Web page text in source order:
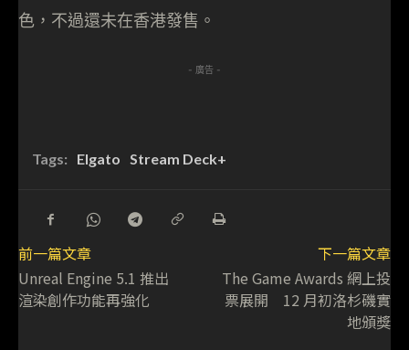
色，不過還未在香港發售。
- 廣告 -
Tags: Elgato Stream Deck+
前一篇文章
Unreal Engine 5.1 推出
渲染創作功能再強化
下一篇文章
The Game Awards 網上投
票展開 12 月初洛杉磯實
地頒獎